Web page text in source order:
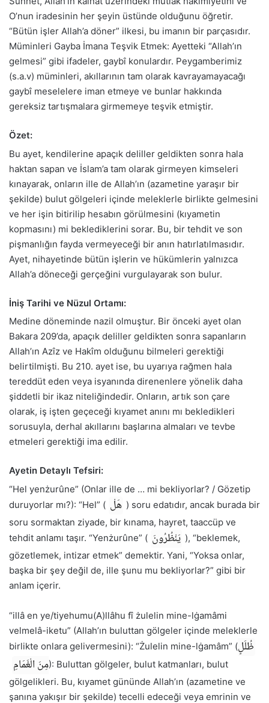
O’nun iradesinin her şeyin üstünde olduğunu öğretir.
“Bütün işler Allah’a döner” ilkesi, bu imanın bir parçasıdır.
Müminleri Gayba İmana Teşvik Etmek: Ayetteki “Allah’ın
gelmesi” gibi ifadeler, gaybî konulardır. Peygamberimiz
(s.a.v) müminleri, akıllarının tam olarak kavrayamayacağı
gaybî meselelere iman etmeye ve bunlar hakkında
gereksiz tartışmalara girmemeye teşvik etmiştir.
Özet:
Bu ayet, kendilerine apaçık deliller geldikten sonra hala
haktan sapan ve İslam’a tam olarak girmeyen kimseleri
kınayarak, onların ille de Allah’ın (azametine yaraşır bir
şekilde) bulut gölgeleri içinde meleklerle birlikte gelmesini
ve her işin bitirilip hesabın görülmesini (kıyametin
kopmasını) mi beklediklerini sorar. Bu, bir tehdit ve son
pişmanlığın fayda vermeyeceği bir anın hatırlatılmasıdır.
Ayet, nihayetinde bütün işlerin ve hükümlerin yalnızca
Allah’a döneceği gerçeğini vurgulayarak son bulur.
İniş Tarihi ve Nüzul Ortamı:
Medine döneminde nazil olmuştur. Bir önceki ayet olan
Bakara 209’da, apaçık deliller geldikten sonra sapanların
Allah’ın Azîz ve Hakîm olduğunu bilmeleri gerektiği
belirtilmişti. Bu 210. ayet ise, bu uyarıya rağmen hala
tereddüt eden veya isyanında direnenlere yönelik daha
şiddetli bir ikaz niteliğindedir. Onların, artık son çare
olarak, iş işten geçeceği kıyamet anını mı bekledikleri
sorusuyla, derhal akıllarını başlarına almaları ve tevbe
etmeleri gerektiği ima edilir.
Ayetin Detaylı Tefsiri:
“Hel yenżurûne” (Onlar ille de … mi bekliyorlar? / Gözetip
duruyorlar mı?): “Hel” ( هَلْ ) soru edatıdır, ancak burada bir
soru sormaktan ziyade, bir kınama, hayret, taaccüp ve
tehdit anlamı taşır. “Yenżurûne” ( يَنْظُرُونَ ), “beklemek,
gözetlemek, intizar etmek” demektir. Yani, “Yoksa onlar,
başka bir şey değil de, ille şunu mu bekliyorlar?” gibi bir
anlam içerir.
“illâ en ye/tiyehumu(A)llâhu fî żulelin mine-lġamâmi
velmelâ-iketu” (Allah’ın buluttan gölgeler içinde meleklerle
birlikte onlara gelivermesini): “Żulelin mine-lġamâm” (ظُلَلٍ
مِنَ الْغَمَامِ): Buluttan gölgeler, bulut katmanları, bulut
gölgelikleri. Bu, kıyamet gününde Allah’ın (azametine ve
şanına yakışır bir şekilde) tecelli edeceği veya emrinin ve